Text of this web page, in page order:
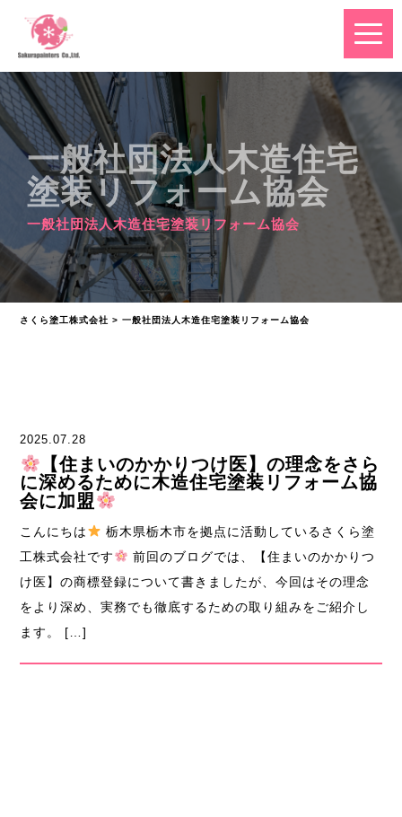
一般社団法人木造住宅
塗装リフォーム協会
一般社団法人木造住宅塗装リフォーム協会
さくら塗工株式会社 >一般社団法人木造住宅塗装リフォーム協会
2025.07.28
【住まいのかかりつけ医】の理念をさら
に深めるために木造住宅塗装リフォーム協
会に加盟
こんにちは
栃木県栃木市を拠点に活動しているさくら塗
工株式会社です
前回のブログでは、【住まいのかかりつ
け医】の商標登録について書きましたが、今回はその理念
をより深め、実務でも徹底するための取り組みをご紹介し
ます。 […]